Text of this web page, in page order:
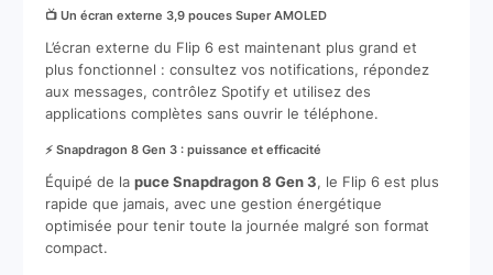
📺 Un écran externe 3,9 pouces Super AMOLED
L’écran externe du Flip 6 est maintenant plus grand et
plus fonctionnel : consultez vos notifications, répondez
aux messages, contrôlez Spotify et utilisez des
applications complètes sans ouvrir le téléphone.
⚡ Snapdragon 8 Gen 3 : puissance et efficacité
Équipé de la puce Snapdragon 8 Gen 3, le Flip 6 est plus
rapide que jamais, avec une gestion énergétique
optimisée pour tenir toute la journée malgré son format
compact.